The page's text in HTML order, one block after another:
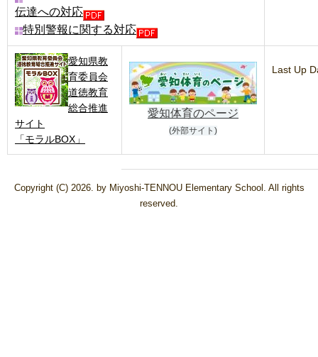
伝達への対応
特別警報に関する対応
愛知県教
育委員会
道徳教育
総合推進
サイト
「モラルBOX」
愛知体育のページ
(外部サイト)
Last Up
Copyright (C) 2026. by Miyoshi-TENNOU Elementary School. All rights
reserved.